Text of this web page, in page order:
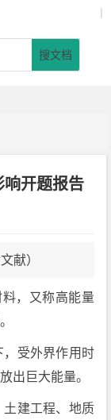
|
搜文档
响开题报告
献）
，又称高能量
受外界作用时
出巨大能量。
建工程、地质